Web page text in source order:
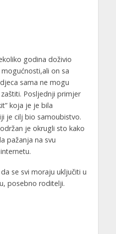
godina doživio
on sa
sama ne mogu
Posljednji primjer
koja je je bila
je cilj bio samoubistvo.
je okrugli sto kako
pažanja na svu
se svi moraju uključiti u
posebno roditelji.